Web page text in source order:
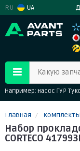
RU UA
Какую
Например: насос ГУР
Главная
Набор
CORTECO